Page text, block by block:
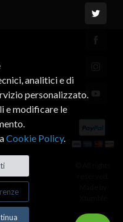
analitici e di
personalizzato.
e modificare le
Cookie Policy.